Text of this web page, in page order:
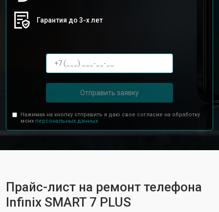
Гарантия до 3-х лет
Отправить заявку
Нажимая на кнопку отправить я даю свое согласие на обработку
моих персональных данных.
Прайс-лист на ремонт телефона
Infinix SMART 7 PLUS